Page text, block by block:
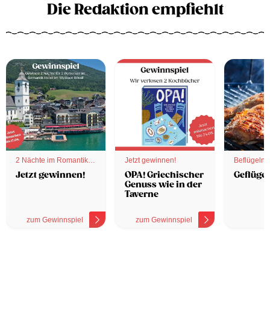
Die Redaktion empfiehlt
2 Nächte im Romantik
Hotel
Jetzt gewinnen!
zum Gewinnspiel
Jetzt gewinnen!
OPA! Griechischer
Genuss wie in der
Taverne
zum Gewinnspiel